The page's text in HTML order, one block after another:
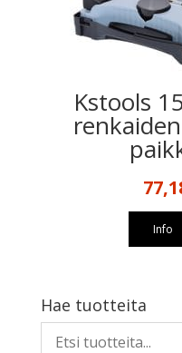
Kstools
Info
Hae tuotteita